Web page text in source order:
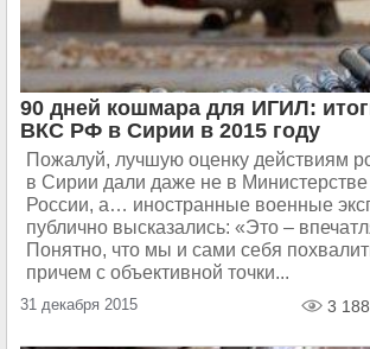
90 дней кошмара для ИГИЛ:
ВКС РФ в Сирии в 2015 году
Пожалуй, лучшую оценку действиям
в Сирии дали даже не в
России, а… иностранные военные
публично высказались: «Это –
Понятно, что мы и сами себя
причем с объективной точки...
31 декабря 2015 3 188